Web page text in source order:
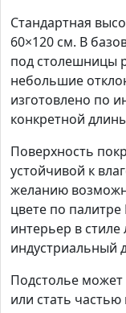
Стандартная
60×120 см. В
под столешницы
небольшие
изготовлено по
конкретной
Поверхность
устойчивой к
желанию
цвете по палитре
интерьер в
индустриальный
Подстолье может
или стать